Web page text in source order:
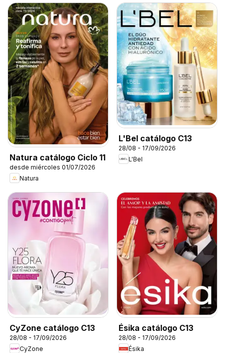
Natura catálogo Ciclo 11
desde miércoles 01/07/2026
Natura
L'Bel catálogo C13
28/08 - 17/09/2026
L'Bel
CyZone catálogo C13
28/08 - 17/09/2026
CyZone
Ésika catálogo C13
28/08 - 17/09/2026
Ésika